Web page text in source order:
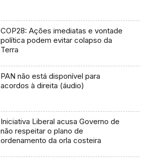
COP28: Ações imediatas e vontade
política podem evitar colapso da
Terra
PAN não está disponível para
acordos à direita (áudio)
Iniciativa Liberal acusa Governo de
não respeitar o plano de
ordenamento da orla costeira